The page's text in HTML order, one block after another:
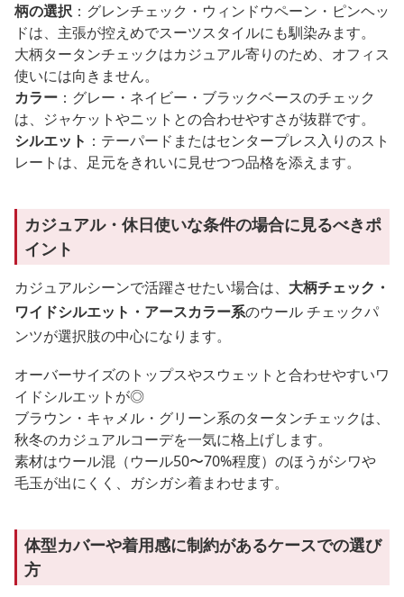
柄の選択 ：グレンチェック・ウィンドウペーン・ピンヘッ
ドは、主張が控えめでスーツスタイルにも馴染みます。
大柄タータンチェックはカジュアル寄りのため、オフィス
使いには向きません。
カラー ：グレー・ネイビー・ブラックベースのチェック
は、ジャケットやニットとの合わせやすさが抜群です。
シルエット ：テーパードまたはセンタープレス入りのスト
レートは、足元をきれいに見せつつ品格を添えます。
カジュアル・休日使いな条件の場合に見るべきポ
イント
カジュアルシーンで活躍させたい場合は、 大柄チェック・
ワイドシルエット・アースカラー系のウール チェックパ
ンツが選択肢の中心になります。
オーバーサイズのトップスやスウェットと合わせやすいワ
イドシルエットが◎
ブラウン・キャメル・グリーン系のタータンチェックは、
秋冬のカジュアルコーデを一気に格上げします。
素材はウール混（ウール50〜70%程度）のほうがシワや
毛玉が出にくく、ガシガシ着まわせます。
体型カバーや着用感に制約があるケースでの選び
方